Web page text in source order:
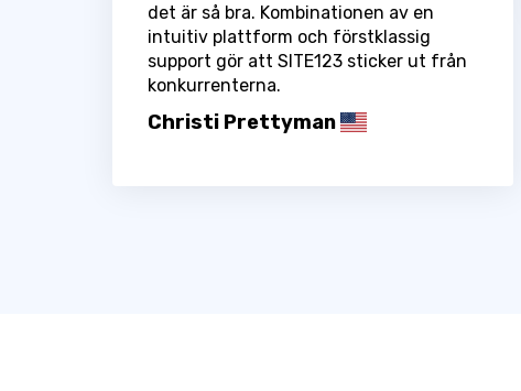
det är så bra. Kombinationen av en
intuitiv plattform och förstklassig
support gör att SITE123 sticker ut från
konkurrenterna.
Christi Prettyman